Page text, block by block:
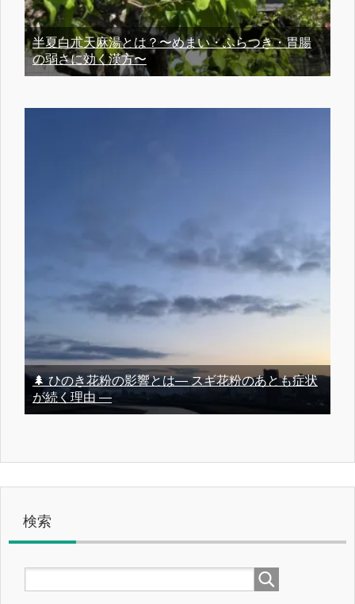
半夏白朮天麻湯とは？〜めまい・ふらつき・胃腸
の弱さに効く漢方〜
🌲 ひのき花粉の影響とは― スギ花粉のあとも症状
が続く理由 ―
検索